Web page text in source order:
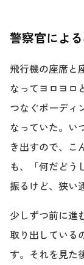
警察官によ
飛行機の座席と
なってヨロヨロ
つなぐボーディ
なっていた。い
き出すので、こ
も、「何だどう
振るけど、狭い
少しずつ前に進
取り出している
す。それを見た